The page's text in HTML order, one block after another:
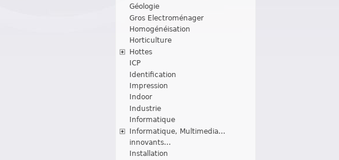
Géologie
Gros Electroménager
Homogénéisation
Horticulture
Hottes
ICP
Identification
Impression
Indoor
Industrie
Informatique
Informatique, Multimedia...
innovants...
Installation